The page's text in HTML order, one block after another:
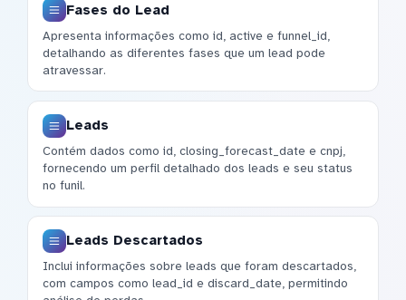
Fases do Lead
Apresenta informações como id, active e funnel_id,
detalhando as diferentes fases que um lead pode
atravessar.
Leads
Contém dados como id, closing_forecast_date e cnpj,
fornecendo um perfil detalhado dos leads e seu status
no funil.
Leads Descartados
Inclui informações sobre leads que foram descartados,
com campos como lead_id e discard_date, permitindo